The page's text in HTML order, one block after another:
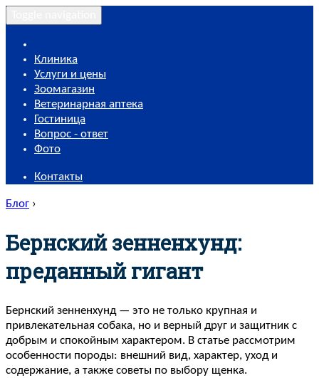
Клиника
Услуги и цены
Зоомагазин
Ветеринарная аптека
Гостиница
Вопрос - ответ
Фото
Контакты
Блог ›
Бернский зенненхунд:
преданный гигант
Бернский зенненхунд — это не только крупная и
привлекательная собака, но и верный друг и защитник с
добрым и спокойным характером. В статье рассмотрим
особенности породы: внешний вид, характер, уход и
содержание, а также советы по выбору щенка.